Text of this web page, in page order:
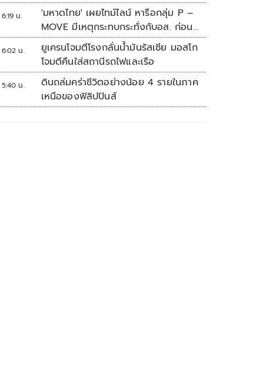
6:19 น.
'มหาดไทย' เผยไทม์ไลน์ หารือกลุ่ม P –
MOVE มีเหตุกระทบกระทั่งกับอส. ก่อน
พาส่งขึ้นรถกลับ
6:02 น.
ยูเครนโจมตีโรงกลั่นน้ำมันรัสเซีย มอสโก
โจมตีคืนใส่สถานีรถไฟและเรือ
5:40 น.
ดินถล่มคร่าชีวิตอย่างน้อย 4 รายในภาค
เหนือของฟิลิปปินส์